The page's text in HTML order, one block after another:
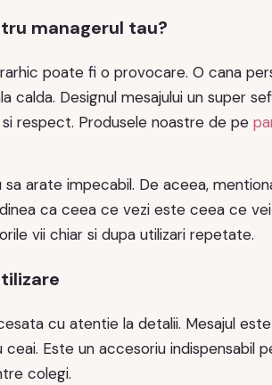
managerul tau?
poate fi o provocare. O cana
calda. Designul mesajului un super
respect. Produsele noastre de pe
arate impecabil. De aceea,
ca ceea ce vezi este ceea ce
vii chiar si dupa utilizari repetate.
cu atentie la detalii. Mesajul
Este un accesoriu indispensabil
colegi.